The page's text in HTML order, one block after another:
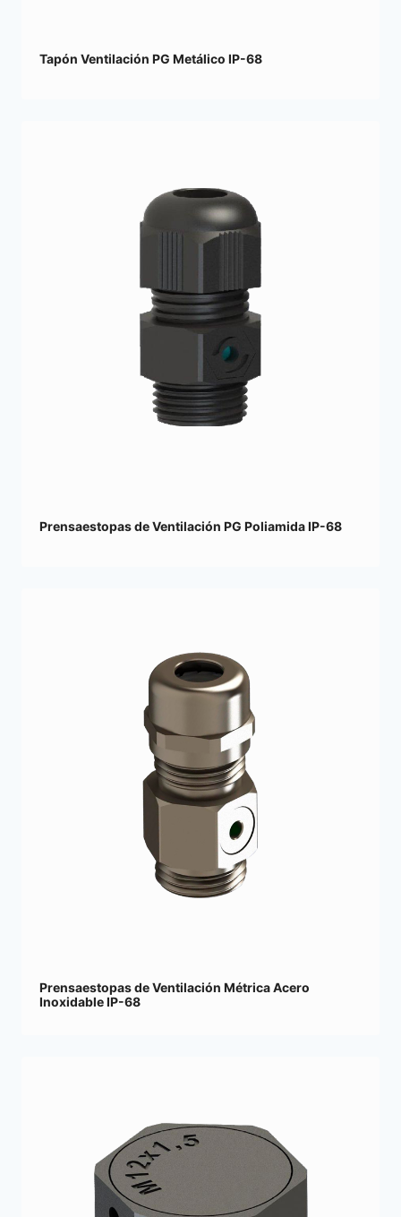
Tapón Ventilación PG Metálico IP-68
Prensaestopas de Ventilación PG Poliamida IP-68
Prensaestopas de Ventilación Métrica Acero
Inoxidable IP-68